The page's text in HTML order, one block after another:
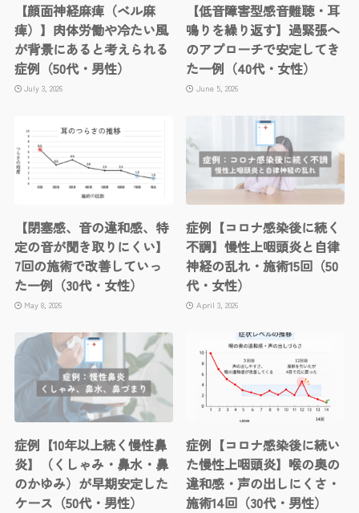
【顔面神経麻痺（ベル麻
痺）】肉体労働や冷たい風
が背景にあると考えられる
症例（50代・男性）
July 3, 2026
【低音障害型感音難聴・耳
鳴りを繰り返す】過緊張へ
のアプローチで安定してき
た一例（40代・女性）
June 5, 2026
【閉塞感、音の違和感、特
定の音が聞き取りにくい】
7回の施術で改善していっ
た一例（30代・女性）
May 8, 2026
症例【コロナ感染後に続く
不調】慢性上咽頭炎と自律
神経の乱れ・施術15回（50
代・女性）
April 3, 2026
症例【10年以上続く慢性鼻
炎】（くしゃみ・鼻水・鼻
のかゆみ）が早期安定した
ケース（50代・男性）
症例【コロナ感染後に続い
た慢性上咽頭炎】喉の奥の
違和感・声の出しにくさ・
施術14回（30代・男性）